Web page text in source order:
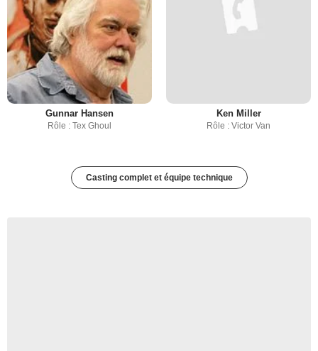
Gunnar Hansen
Rôle : Tex Ghoul
Ken Miller
Rôle : Victor Van
Casting complet et équipe technique